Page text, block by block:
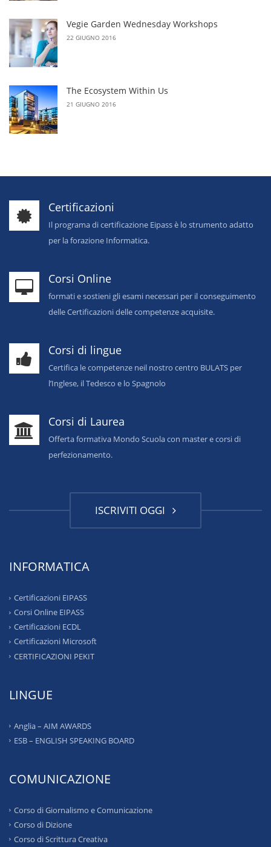
Vegie Garden Wednesday Workshops
22 GIUGNO 2016
The Ecosystem Within Us
21 GIUGNO 2016
Certificazioni
Il programa di certificazione Eipass è lo strumento adatto
per la forazione Informatica.
Corsi Online
formati e sostieni gli esami necessari per il conseguimento
delle Certificazioni delle competenze acquisite.
Corsi di lingue
Certifica le competenze neil nostro centro BULATS per
l’Inglese, il Tedesco e lo Spagnolo
Corsi di Laurea
Offerta formativa Mondo Scuola con master e corsi di
perfezionamento.
ISCRIVITI OGGI
INFORMATICA
Certificazioni EIPASS
Corsi Online EIPASS
Certificazioni ECDL
Certificazioni Microsoft
CERTIFICAZIONI PEKIT
LINGUE
Anglia – AIM AWARDS
ESB – ENGLISH SPEAKING BOARD
COMUNICAZIONE
Corso di Giornalismo e Comunicazione
Corso di Dizione
Corso di Scrittura Creativa